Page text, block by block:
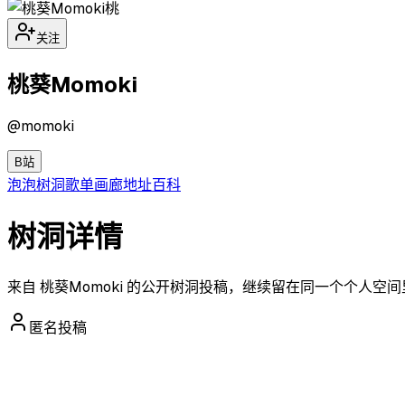
桃
关注
桃葵Momoki
@momoki
B站
泡泡树洞歌单画廊地址百科
树洞详情
来自 桃葵Momoki 的公开树洞投稿，继续留在同一个个人空间
匿名投稿